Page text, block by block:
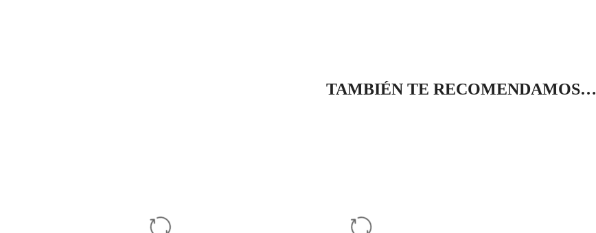
TAMBIÉN TE RECOMENDAMOS…